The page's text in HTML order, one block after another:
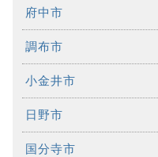
府中市
調布市
小金井市
日野市
国分寺市